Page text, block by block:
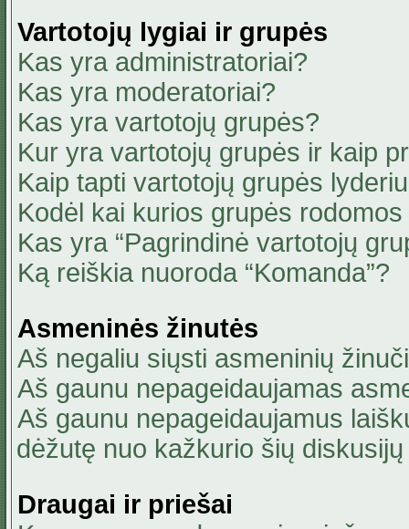
Vartotojų lygiai ir grupės
Kas yra administratoriai?
Kas yra moderatoriai?
Kas yra vartotojų grupės?
Kur yra vartotojų grupės ir kaip
Kaip tapti vartotojų grupės
Kodėl kai kurios grupės
Kas yra “Pagrindinė vartotojų
Ką reiškia nuoroda “Komanda”?
Asmeninės žinutės
Aš negaliu siųsti asmeninių
Aš gaunu nepageidaujamas
Aš gaunu nepageidaujamus
dėžutę nuo kažkurio šių
Draugai ir priešai